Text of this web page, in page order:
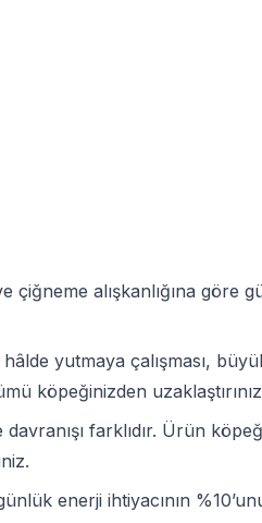
alışkanlığına göre
yutmaya çalışması,
köpeğinizden
farklıdır. Ürün
enerji ihtiyacının